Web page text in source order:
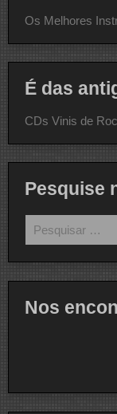
Os Melhores
É das
CDs Vinis de
Pesquise
por:
Nos